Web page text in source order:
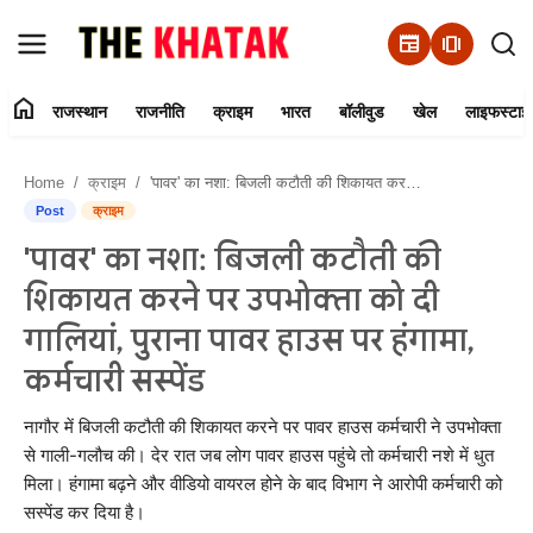
newspaper amp_stories
Contact Us
राजस्थान
राजनीति
क्राइम
भारत
बॉलीवुड
home राजस्थान राजनीति क्राइम भारत बॉलीवुड खेल
Home क्राइम 'पावर' का नशा: बिजली कटौती की शिकायत करने पर उपभोक्ता को दी गालियां, पुराना पावर हाउस पर हंगामा, कर्मचारी सस्पेंड
Post क्राइम
'पावर' का नशा: बिजली कटौती की
शिकायत करने पर उपभोक्ता को दी
गालियां, पुराना पावर हाउस पर हंगामा,
कर्मचारी सस्पेंड
नागौर में बिजली कटौती की शिकायत करने पर पावर हाउस कर्मचारी ने उपभोक्ता
से गाली-गलौच की। देर रात जब लोग पावर हाउस पहुंचे तो कर्मचारी नशे में धुत
मिला। हंगामा बढ़ने और वीडियो वायरल होने के बाद विभाग ने आरोपी कर्मचारी को
सस्पेंड कर दिया है।